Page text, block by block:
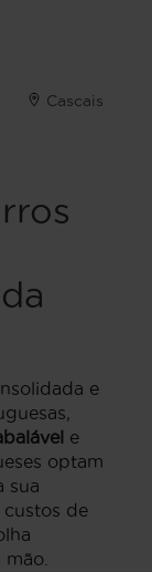
Cascais
e
e
optam
sua
de